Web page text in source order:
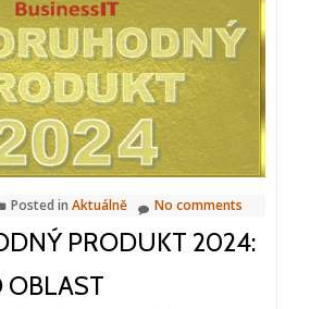
produkt
2025:
Intuo
pro
marketing
Posted in Aktuálně No comments
PRODUKT 2024:
OBLAST